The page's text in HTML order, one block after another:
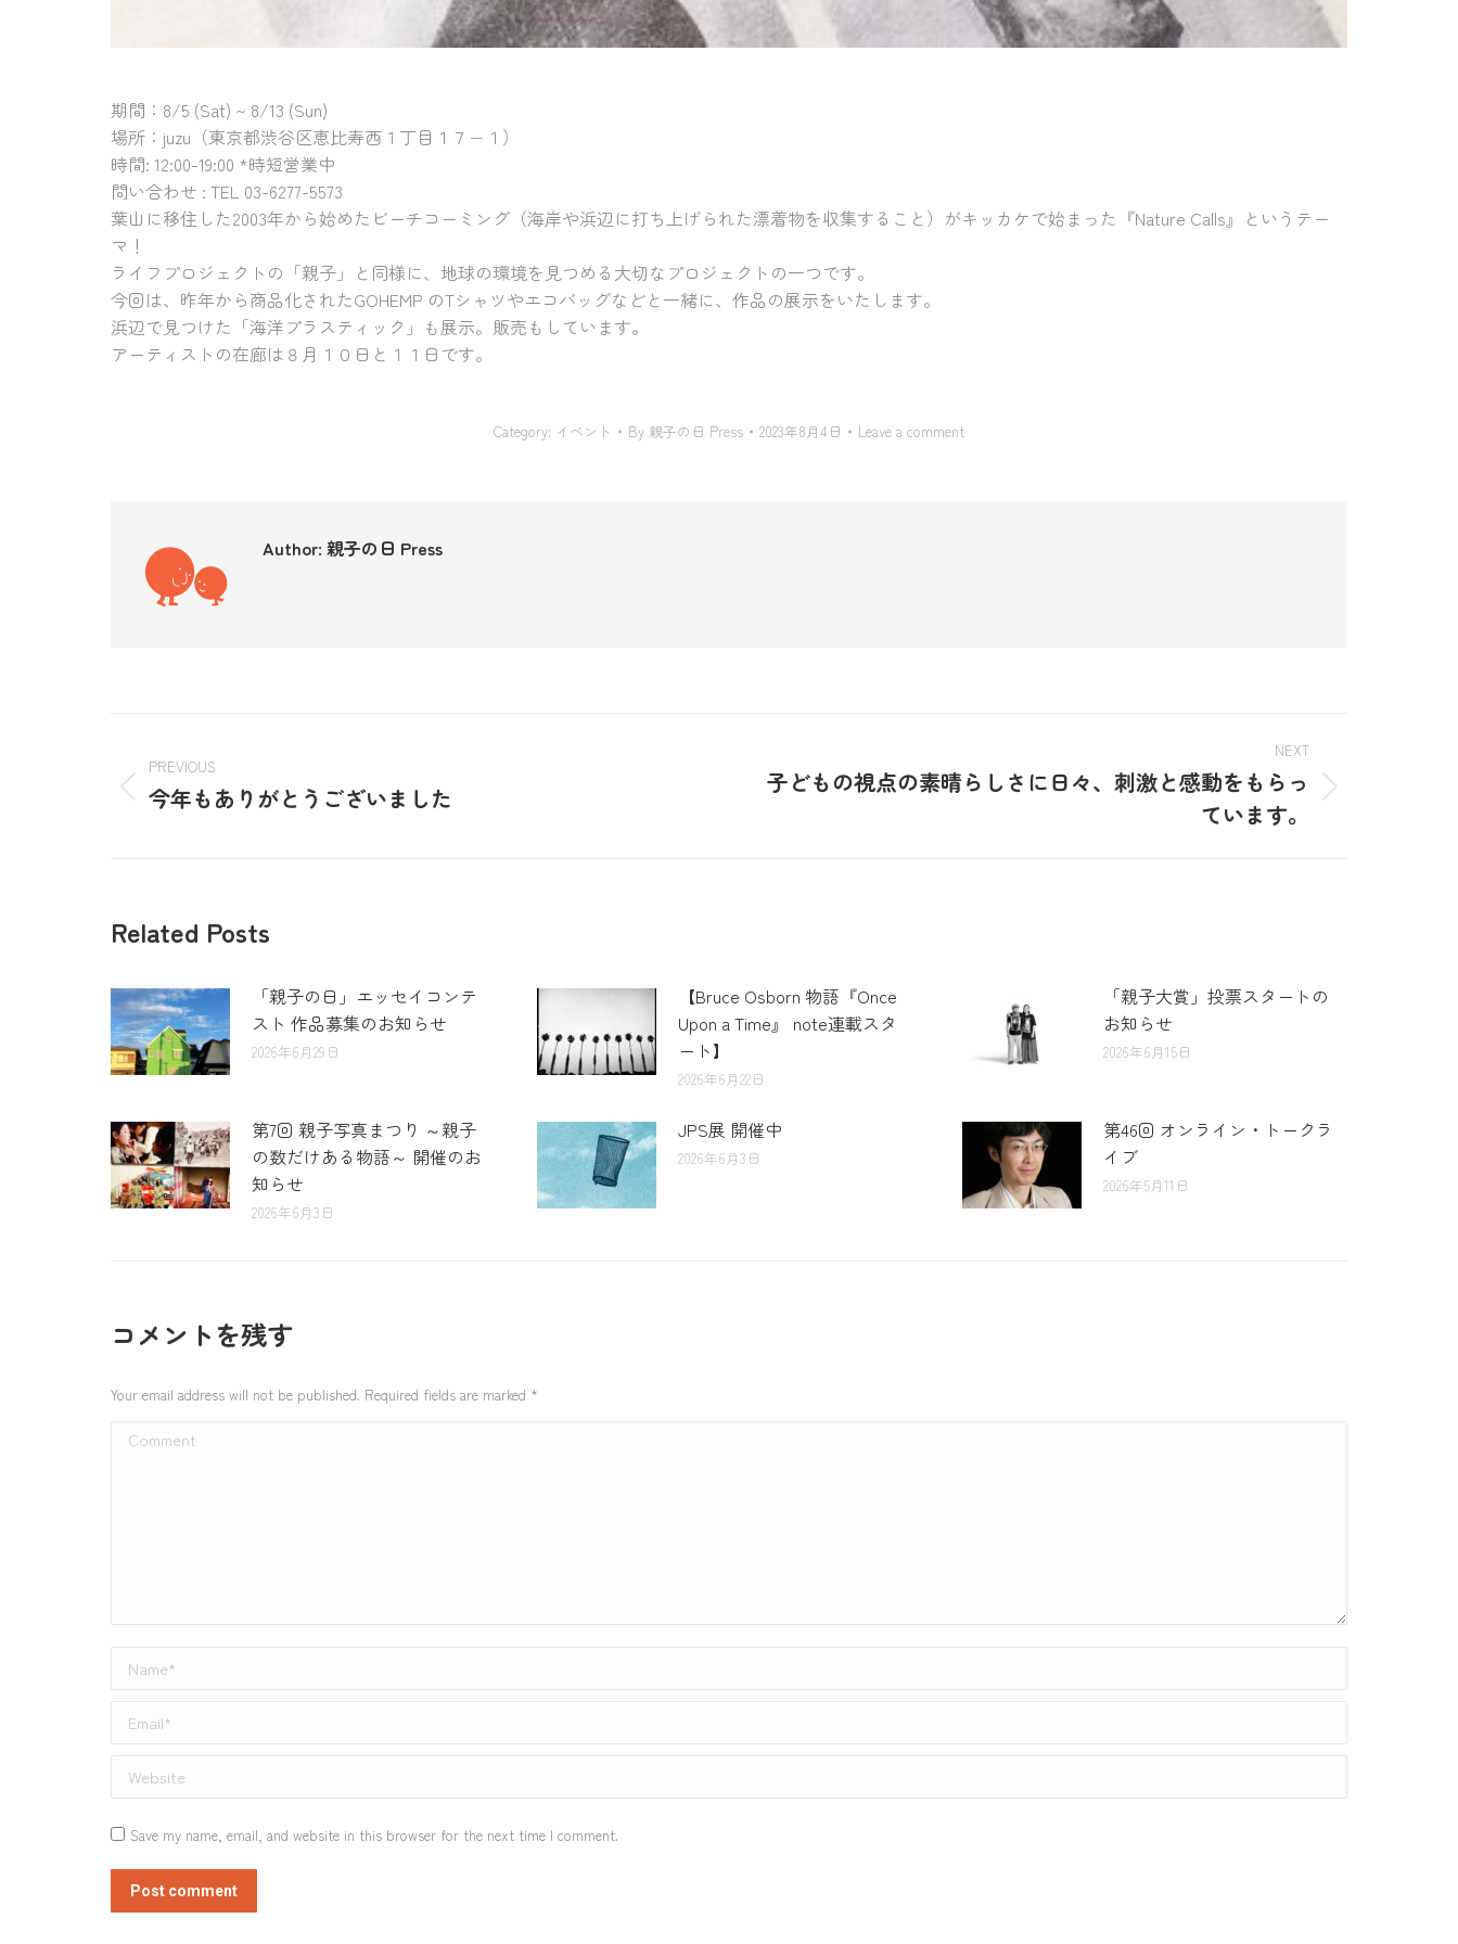
期間：8/5 (Sat) ~ 8/13 (Sun)
場所：juzu（東京都渋谷区恵比寿西１丁目１７−１）
時間: 12:00-19:00 *時短営業中
問い合わせ : TEL 03-6277-5573
葉山に移住した2003年から始めたビーチコーミング（海岸や浜辺に打ち上げられた漂着物を収集すること）がキッカケで始まった『Nature Calls』というテー
マ！
ライフプロジェクトの「親子」と同様に、地球の環境を見つめる大切なプロジェクトの一つです。
今回は、昨年から商品化されたGOHEMP のTシャツやエコバッグなどと一緒に、作品の展示をいたします。
浜辺で見つけた「海洋プラスティック」も展示。販売もしています。
アーティストの在廊は８月１０日と１１日です。
Category: イベント By 親子の日 Press 2023年8月4日 Leave a comment
Author: 親子の日 Press
PREVIOUS
今年もありがとうございました
NEXT
子どもの視点の素晴らしさに日々、刺激と感動をもらっ
ています。
Related Posts
「親子の日」エッセイコンテ
スト 作品募集のお知らせ
2026年6月29日
【Bruce Osborn 物語『Once
Upon a Time』 note連載スタ
ート】
2026年6月22日
「親子大賞」投票スタートの
お知らせ
2026年6月15日
第7回 親子写真まつり ～親子
の数だけある物語～ 開催のお
知らせ
2026年6月3日
JPS展 開催中
2026年6月3日
第46回 オンライン・トークラ
イブ
2026年5月11日
コメントを残す
Your email address will not be published. Required fields are marked *
Comment
Name *
Email *
Website
Save my name, email, and website in this browser for the next time I comment.
Post comment